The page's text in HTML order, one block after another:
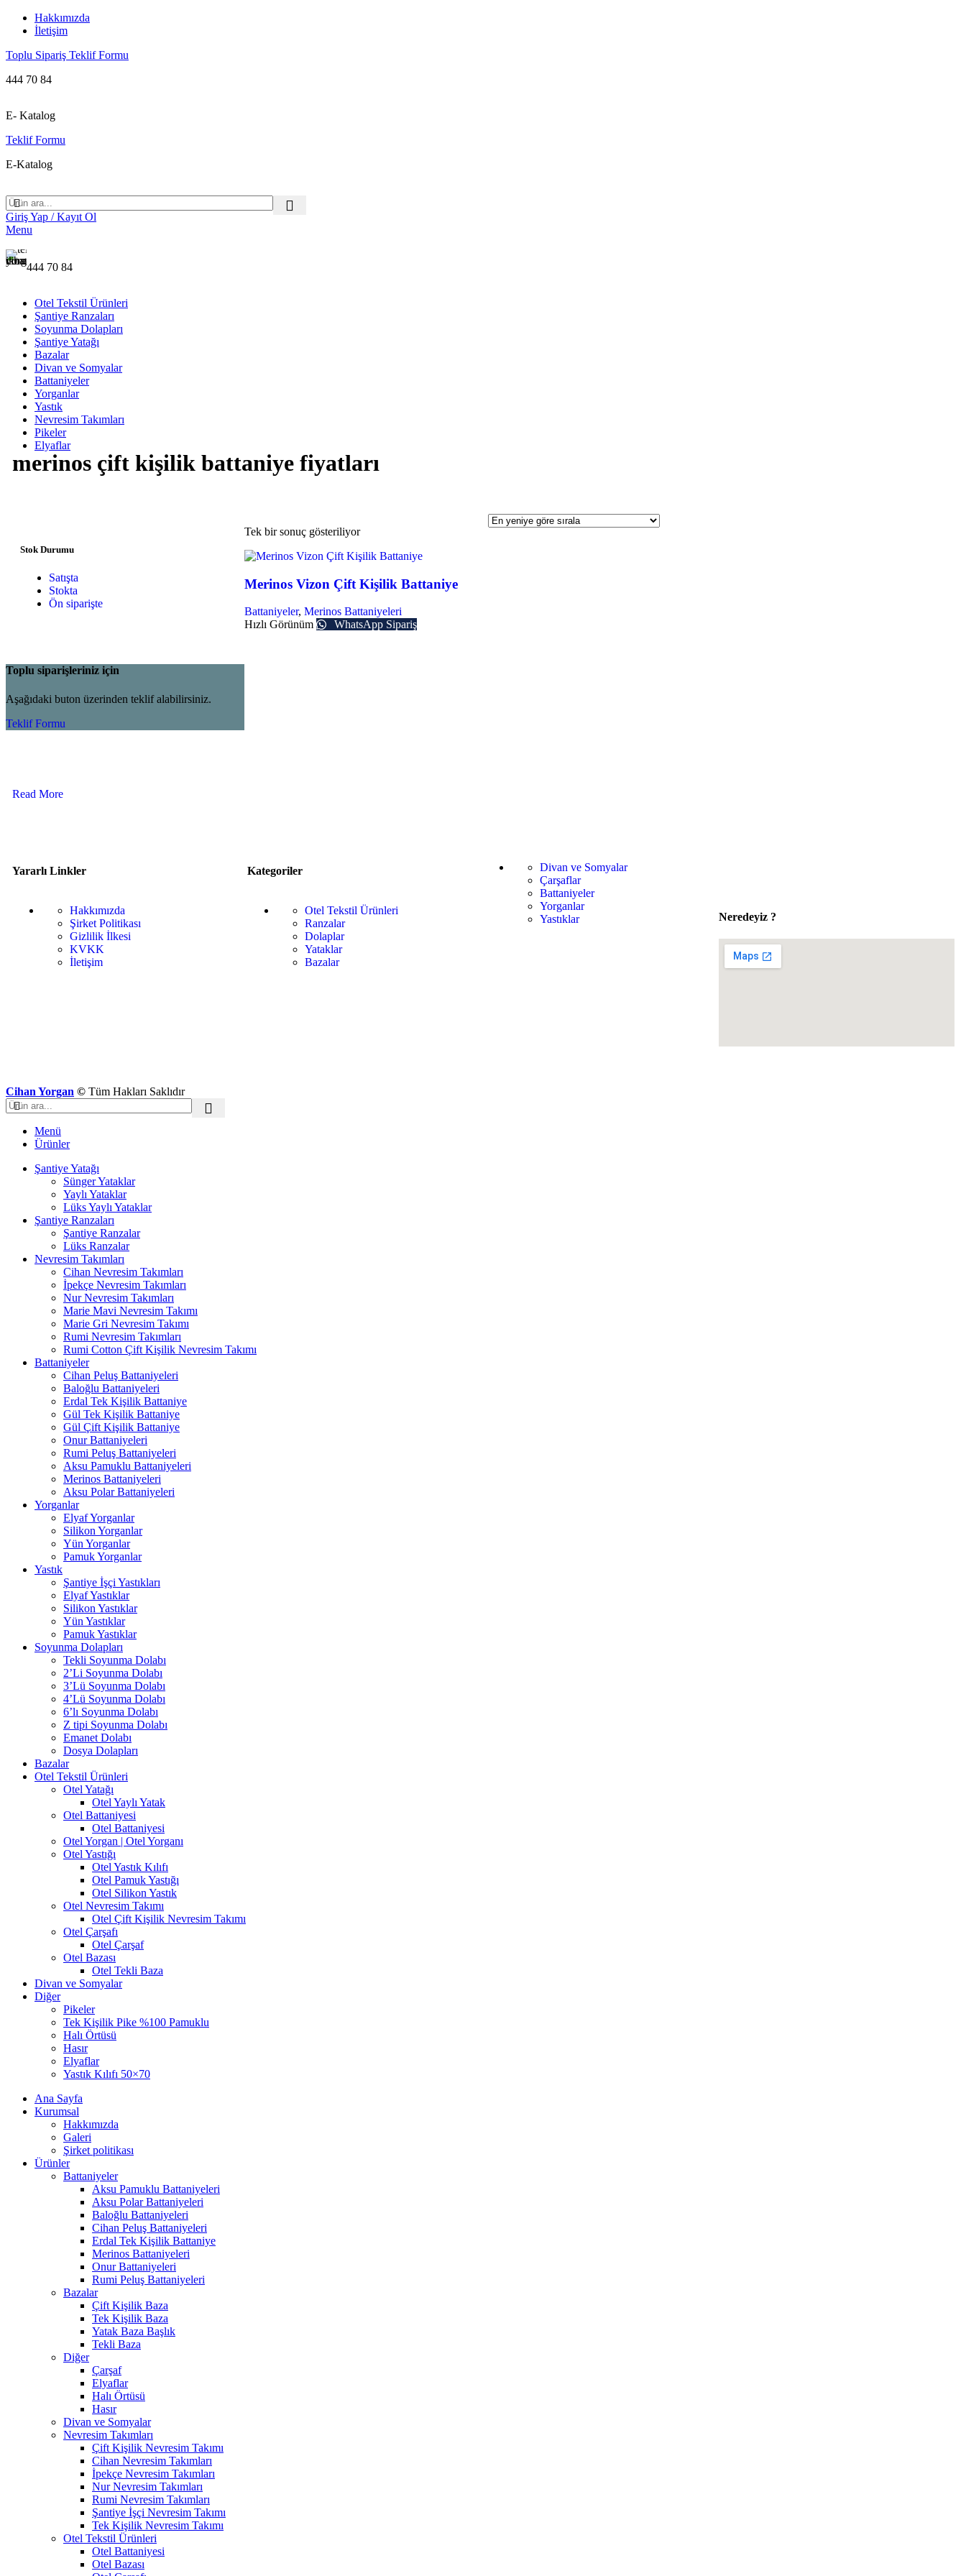
Hakkımızda
İletişim
Toplu Sipariş Teklif Formu
444 70 84
E- Katalog
Teklif Formu
E-Katalog
Giriş Yap / Kayıt Ol
Menu
444 70 84
Otel Tekstil Ürünleri
Şantiye Ranzaları
Soyunma Dolapları
Şantiye Yatağı
Bazalar
Divan ve Somyalar
Battaniyeler
Yorganlar
Yastık
Nevresim Takımları
Pikeler
Elyaflar
merinos çift kişilik battaniye fiyatları
Stok Durumu
Satışta
Stokta
Ön siparişte
Toplu siparişleriniz için
Aşağıdaki buton üzerinden teklif alabilirsiniz.
Teklif Formu
Tek bir sonuç gösteriliyor
Merinos Vizon Çift Kişilik Battaniye
Battaniyeler, Merinos Battaniyeleri
Hızlı Görünüm
WhatsApp Sipariş
Read More
Yararlı Linkler
Hakkımızda
Şirket Politikası
Gizlilik İlkesi
KVKK
İletişim
Kategoriler
Otel Tekstil Ürünleri
Ranzalar
Dolaplar
Yataklar
Bazalar
Divan ve Somyalar
Çarşaflar
Battaniyeler
Yorganlar
Yastıklar
Neredeyiz ?
Cihan Yorgan © Tüm Hakları Saklıdır
Menü
Ürünler
Şantiye Yatağı
Sünger Yataklar
Yaylı Yataklar
Lüks Yaylı Yataklar
Şantiye Ranzaları
Şantiye Ranzalar
Lüks Ranzalar
Nevresim Takımları
Cihan Nevresim Takımları
İpekçe Nevresim Takımları
Nur Nevresim Takımları
Marie Mavi Nevresim Takımı
Marie Gri Nevresim Takımı
Rumi Nevresim Takımları
Rumi Cotton Çift Kişilik Nevresim Takımı
Battaniyeler
Cihan Peluş Battaniyeleri
Baloğlu Battaniyeleri
Erdal Tek Kişilik Battaniye
Gül Tek Kişilik Battaniye
Gül Çift Kişilik Battaniye
Onur Battaniyeleri
Rumi Peluş Battaniyeleri
Aksu Pamuklu Battaniyeleri
Merinos Battaniyeleri
Aksu Polar Battaniyeleri
Yorganlar
Elyaf Yorganlar
Silikon Yorganlar
Yün Yorganlar
Pamuk Yorganlar
Yastık
Şantiye İşçi Yastıkları
Elyaf Yastıklar
Silikon Yastıklar
Yün Yastıklar
Pamuk Yastıklar
Soyunma Dolapları
Tekli Soyunma Dolabı
2’Li Soyunma Dolabı
3’Lü Soyunma Dolabı
4’Lü Soyunma Dolabı
6’lı Soyunma Dolabı
Z tipi Soyunma Dolabı
Emanet Dolabı
Dosya Dolapları
Bazalar
Otel Tekstil Ürünleri
Otel Yatağı
Otel Yaylı Yatak
Otel Battaniyesi
Otel Battaniyesi
Otel Yorgan | Otel Yorganı
Otel Yastığı
Otel Yastık Kılıfı
Otel Pamuk Yastığı
Otel Silikon Yastık
Otel Nevresim Takımı
Otel Çift Kişilik Nevresim Takımı
Otel Çarşafı
Otel Çarşaf
Otel Bazası
Otel Tekli Baza
Divan ve Somyalar
Diğer
Pikeler
Tek Kişilik Pike %100 Pamuklu
Halı Örtüsü
Hasır
Elyaflar
Yastık Kılıfı 50×70
Ana Sayfa
Kurumsal
Hakkımızda
Galeri
Şirket politikası
Ürünler
Battaniyeler
Aksu Pamuklu Battaniyeleri
Aksu Polar Battaniyeleri
Baloğlu Battaniyeleri
Cihan Peluş Battaniyeleri
Erdal Tek Kişilik Battaniye
Merinos Battaniyeleri
Onur Battaniyeleri
Rumi Peluş Battaniyeleri
Bazalar
Çift Kişilik Baza
Tek Kişilik Baza
Yatak Baza Başlık
Tekli Baza
Diğer
Çarşaf
Elyaflar
Halı Örtüsü
Hasır
Divan ve Somyalar
Nevresim Takımları
Çift Kişilik Nevresim Takımı
Cihan Nevresim Takımları
İpekçe Nevresim Takımları
Nur Nevresim Takımları
Rumi Nevresim Takımları
Şantiye İşçi Nevresim Takımı
Tek Kişilik Nevresim Takımı
Otel Tekstil Ürünleri
Otel Battaniyesi
Otel Bazası